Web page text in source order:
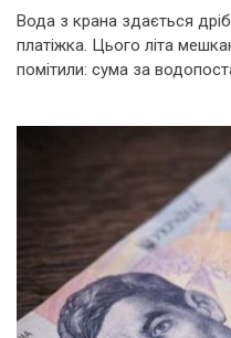
Вода з крана здається
платіжка. Цього літа
помітили: сума за